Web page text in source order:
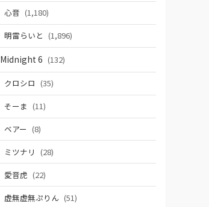
心音 (1,180)
明雷らいと (1,896)
Midnight 6 (132)
クロシロ (35)
そーま (11)
ベアー (8)
ミツナリ (28)
愛音虎 (22)
虚無虚無ぷりん (51)